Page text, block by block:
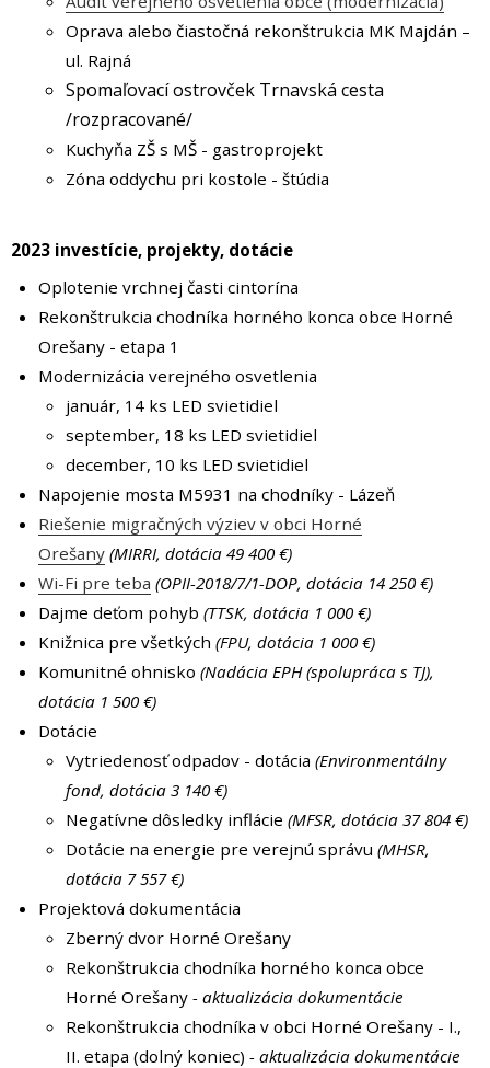
Oprava alebo čiastočná rekonštrukcia MK Majdán –
ul. Rajná
Spomaľovací ostrovček Trnavská cesta
/rozpracované/
Kuchyňa ZŠ s MŠ - gastroprojekt
Zóna oddychu pri kostole - štúdia
2023 investície, projekty, dotácie
Oplotenie vrchnej časti cintorína
Rekonštrukcia chodníka horného konca obce Horné
Orešany - etapa 1
Modernizácia verejného osvetlenia
január, 14 ks LED svietidiel
september, 18 ks LED svietidiel
december, 10 ks LED svietidiel
Napojenie mosta M5931 na chodníky - Lázeň
Riešenie migračných výziev v obci Horné
Orešany (MIRRI, dotácia 49 400 €)
Wi-Fi pre teba (OPII-2018/7/1-DOP, dotácia 14 250 €)
Dajme deťom pohyb (TTSK, dotácia 1 000 €)
Knižnica pre všetkých (FPU, dotácia 1 000 €)
Komunitné ohnisko (Nadácia EPH (spolupráca s TJ),
dotácia 1 500 €)
Dotácie
Vytriedenosť odpadov - dotácia (Environmentálny
fond, dotácia 3 140 €)
Negatívne dôsledky inflácie (MFSR, dotácia 37 804 €)
Dotácie na energie pre verejnú správu (MHSR,
dotácia 7 557 €)
Projektová dokumentácia
Zberný dvor Horné Orešany
Rekonštrukcia chodníka horného konca obce
Horné Orešany - aktualizácia dokumentácie
Rekonštrukcia chodníka v obci Horné Orešany - I.,
II. etapa (dolný koniec) - aktualizácia dokumentácie